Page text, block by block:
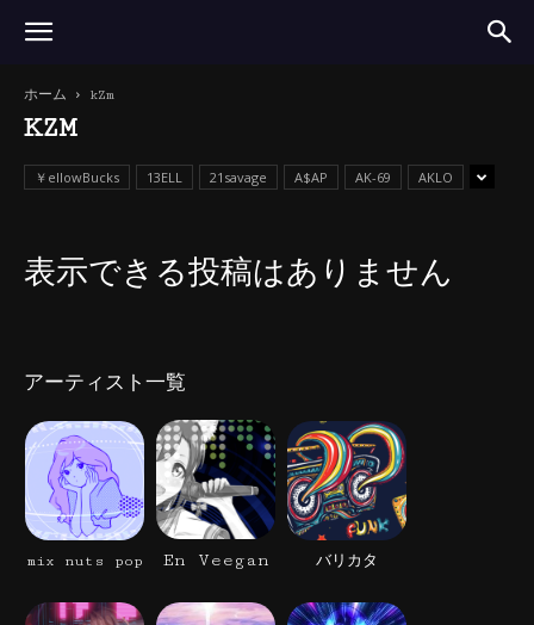
ホーム kZm
KZM
￥ellowBucks 13ELL 21savage A$AP AK-69 AKLO
表示できる投稿はありません
アーティスト一覧
mix nuts pop En Veegan バリカタ